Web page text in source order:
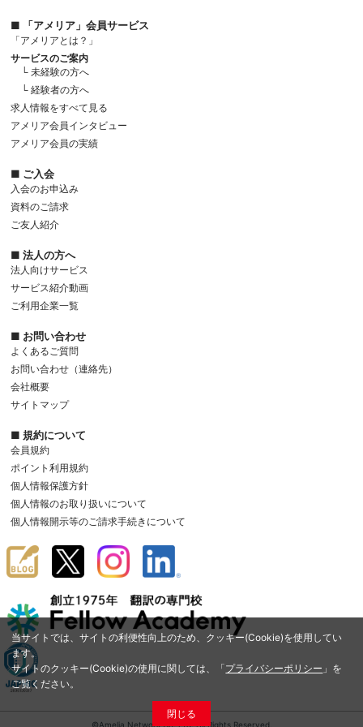
当サイトでは、サイトの利便性向上のため、クッキー(Cookie)を使用してい
ます。
サイトのクッキー(Cookie)の使用に関しては、「プライバシーポリシー 」を
ご覧ください。
閉じる
■ 「アメリア」会員サービス
「アメリアとは？」
サービスのご案内
└ 未経験の方へ
└ 経験者の方へ
求人情報をすべて見る
アメリア会員インタビュー
アメリア会員の実績
■ ご入会
入会のお申込み
資料のご請求
ご友人紹介
■ 法人の方へ
法人向けサービス
サービス紹介動画
ご利用企業一覧
■ お問い合わせ
よくあるご質問
お問い合わせ（連絡先）
会社概要
サイトマップ
■ 規約について
会員規約
ポイント利用規約
個人情報保護方針
個人情報のお取り扱いについて
個人情報開示等のご請求手続きについて
©Amelia Network Co.,Ltd. All Rights Reserved.